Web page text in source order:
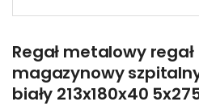
Regał metalowy regał
magazynowy szpitalny
biały 213x180x40